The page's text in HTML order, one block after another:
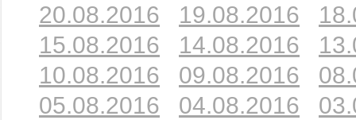
20.08.2016
19.08.2016
15.08.2016
14.08.2016
10.08.2016
09.08.2016
05.08.2016
04.08.2016